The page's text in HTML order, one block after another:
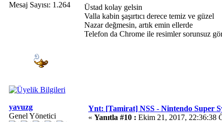
Mesaj Sayısı: 1.264
Üstad kolay gelsin
Valla kabin şaşırtıcı derece temiz ve güzel
Nazar değmesin, artık emin ellerde
Telefon da Chrome ile resimler sorunsuz
yavuzg
Genel Yönetici
Ynt: [Tamirat] NSS - Nintendo Super
« Yanıtla #10 : Ekim 21, 2017, 22:36:38